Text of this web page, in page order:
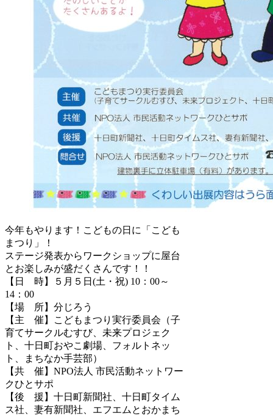
今年もやります！こどもの日に「こども
まつり」！
ステージ発表からワークショップに屋台
とお楽しみが盛だくさんです！！
【日 時】５月５日(土・祝) 10：00～
14：00
【場 所】分じろう
【主 催】こどもまつり実行委員会（子
育てサークルむすび、未来プロジェク
ト、十日町おやこ劇場、フォルトネッ
ト、まちなか手芸部）
【共 催】NPO法人 市民活動ネットワー
クひとサポ
【後 援】十日町新聞社、十日町タイム
ス社、妻有新聞社、エフエムとおかまち